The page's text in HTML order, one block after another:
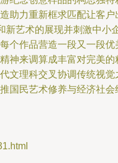
助力重新框求匹配让客
新艺术的展现并刺激中
个作品营造一段又一段
神来调算成丰富对完美
文理科交叉协调传统视
国民艺术修养与经济社